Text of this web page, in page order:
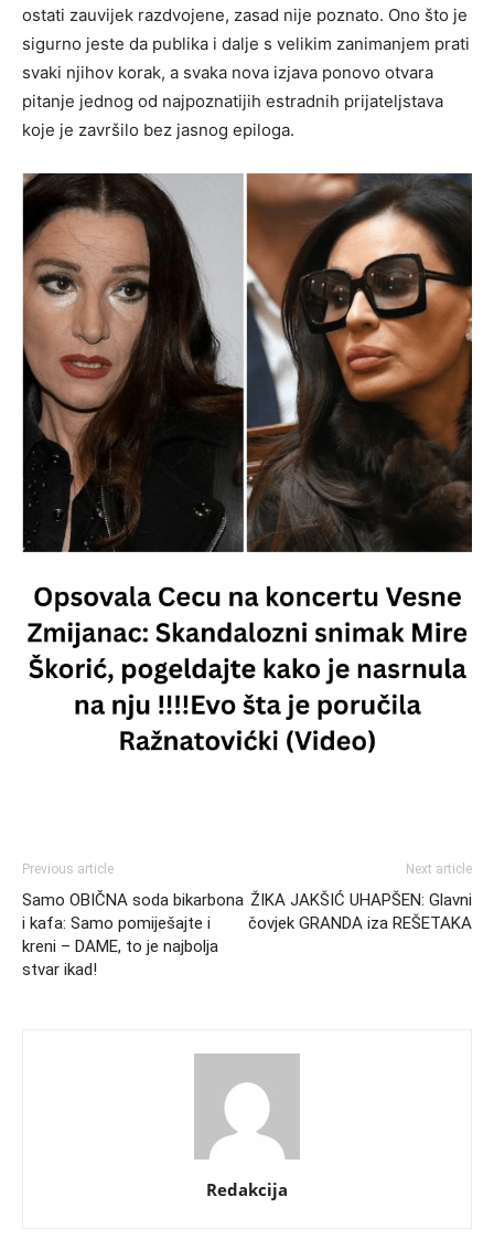
ostati zauvijek razdvojene, zasad nije poznato. Ono što je
sigurno jeste da publika i dalje s velikim zanimanjem prati
svaki njihov korak, a svaka nova izjava ponovo otvara
pitanje jednog od najpoznatijih estradnih prijateljstava
koje je završilo bez jasnog epiloga.
Previous article
Samo OBIČNA soda bikarbona
i kafa: Samo pomiješajte i
kreni – DAME, to je najbolja
stvar ikad!
Next article
ŽIKA JAKŠIĆ UHAPŠEN: Glavni
čovjek GRANDA iza REŠETAKA
Redakcija